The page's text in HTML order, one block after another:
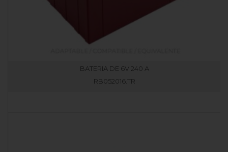
BATERIA DE 6V 240 A
RB052016.TR